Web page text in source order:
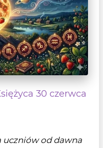
30 czerwca
uczniów od dawna